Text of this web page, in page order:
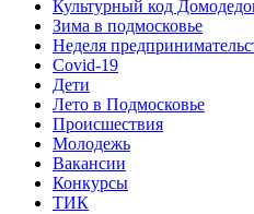
Культурный код
Зима в подмосковье
Неделя
Covid-19
Дети
Лето в Подмосковье
Происшествия
Молодежь
Вакансии
Конкурсы
ТИК